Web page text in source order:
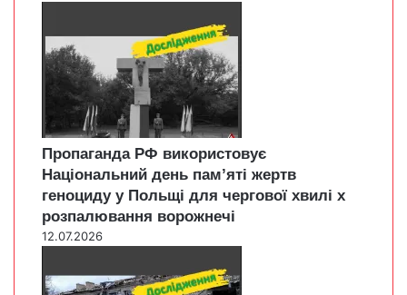
Пропаганда РФ використовує
Національний день пам’яті жертв
геноциду у Польщі для чергової хвилі х
розпалювання ворожнечі
12.07.2026